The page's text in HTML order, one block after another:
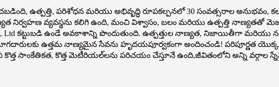
ఉత్పత్తి, పరిశోధన మరియు అభివృద్ధి రూపకల్పనలో 30 సంవత్సరాల అనుభవం,
నిర్వహణ వ్యవస్థను కలిగి ఉంది, మంచి విశ్వాసం, బలం మరియు ఉత్పత్తి నాణ్యతతో
Co., Ltd కట్టుబడి ఉండే అవకాశాన్ని పొందుతుంది. ఉత్పత్తుల నాణ్యత, నిజాయితీగా
ఉత్తమ నాణ్యమైన సేవను హృదయపూర్వకంగా అందించండి! పరిపూర్ణత
కొత్త సాంకేతికత, కొత్త మెటీరియల్‌లను పరిచయం చేస్తూనే ఉంది,జీవితంలోని అన్ని వర్గాల